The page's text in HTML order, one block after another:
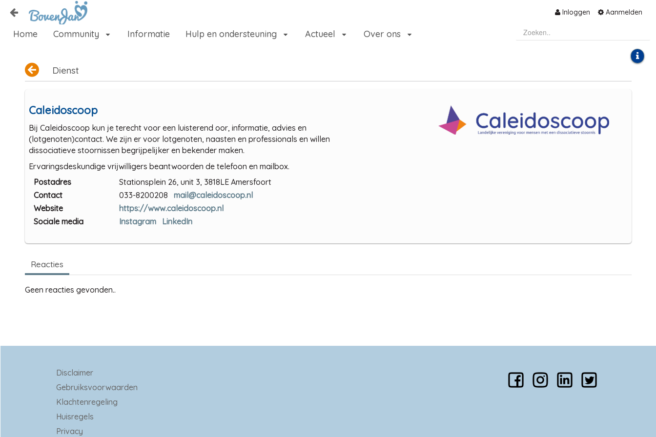
Naar content
Inloggen Aanmelden
Home
Home Community Informatie Hulp en ondersteuning Actueel Over ons
Dienst
Caleidoscoop
Bij Caleidoscoop kun je terecht voor een luisterend oor, informatie, advies en
(lotgenoten)contact. We zijn er voor lotgenoten, naasten en professionals en willen
dissociatieve stoornissen begrijpelijker en bekender maken.
Ervaringsdeskundige vrijwilligers beantwoorden de telefoon en mailbox.
Postadres
Stationsplein 26, unit 3, 3818LE Amersfoort
Contact
033-8200208mail@caleidoscoop.nl
Website
https://www.caleidoscoop.nl
Sociale media
Instagram LinkedIn
Reacties
Geen reacties gevonden..
Disclaimer
Gebruiksvoorwaarden
Klachtenregeling
Huisregels
Privacy